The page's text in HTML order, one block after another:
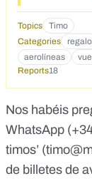
Topics Timo
Categories
aerolíneas
Reports18
Nos habéis
WhatsApp
timos’ (
de billetes de